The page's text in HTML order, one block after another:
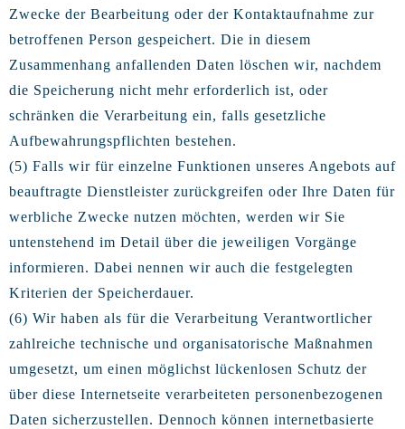
Zwecke der Bearbeitung oder der Kontaktaufnahme zur
betroffenen Person gespeichert. Die in diesem
Zusammenhang anfallenden Daten löschen wir, nachdem
die Speicherung nicht mehr erforderlich ist, oder
schränken die Verarbeitung ein, falls gesetzliche
Aufbewahrungspflichten bestehen.
(5) Falls wir für einzelne Funktionen unseres Angebots auf
beauftragte Dienstleister zurückgreifen oder Ihre Daten für
werbliche Zwecke nutzen möchten, werden wir Sie
untenstehend im Detail über die jeweiligen Vorgänge
informieren. Dabei nennen wir auch die festgelegten
Kriterien der Speicherdauer.
(6) Wir haben als für die Verarbeitung Verantwortlicher
zahlreiche technische und organisatorische Maßnahmen
umgesetzt, um einen möglichst lückenlosen Schutz der
über diese Internetseite verarbeiteten personenbezogenen
Daten sicherzustellen. Dennoch können internetbasierte